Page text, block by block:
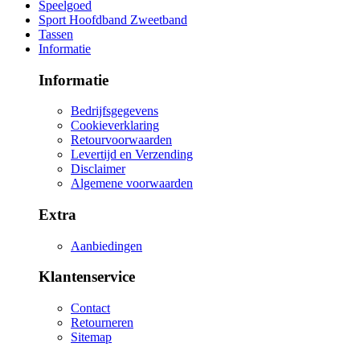
Speelgoed
Sport Hoofdband Zweetband
Tassen
Informatie
Informatie
Bedrijfsgegevens
Cookieverklaring
Retourvoorwaarden
Levertijd en Verzending
Disclaimer
Algemene voorwaarden
Extra
Aanbiedingen
Klantenservice
Contact
Retourneren
Sitemap